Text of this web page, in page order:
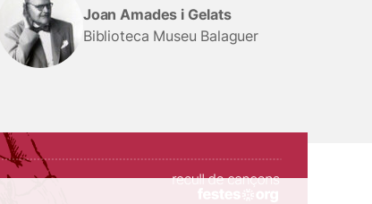
Joan Amades i Gelats
Biblioteca Museu Balaguer